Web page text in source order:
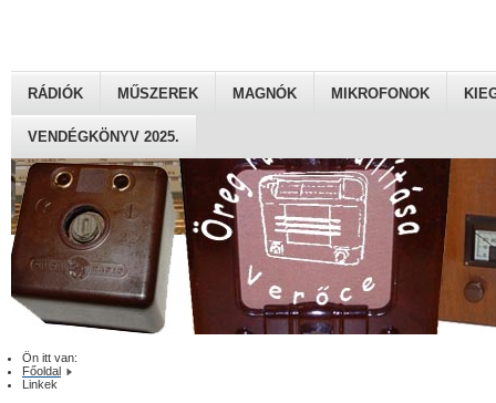
RÁDIÓK MŰSZEREK MAGNÓK MIKROFONOK
VENDÉGKÖNYV 2025.
Ön itt van:
Főoldal
Linkek